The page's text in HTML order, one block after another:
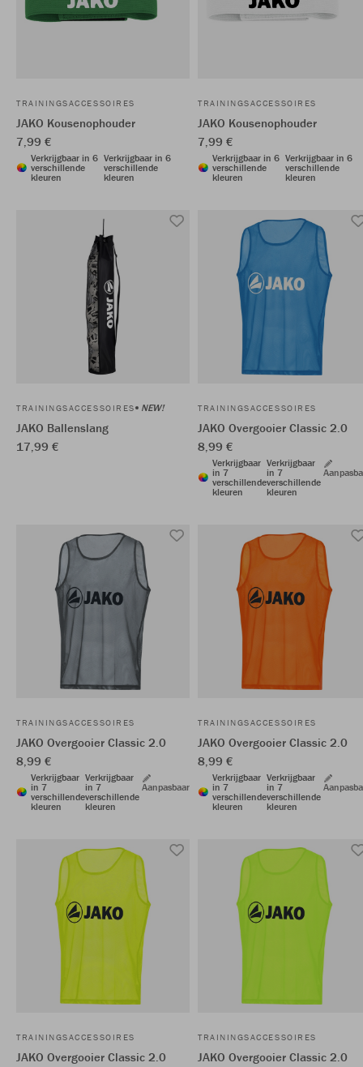
TRAININGSACCESSOIRES
JAKO Kousenophouder
7,99 €
Verkrijgbaar in 6
verschillende
kleuren
Verkrijgbaar in 6
verschillende
kleuren
TRAININGSACCESSOIRES
JAKO Kousenophouder
7,99 €
Verkrijgbaar in 6
verschillende
kleuren
Verkrijgbaar in 6
verschillende
kleuren
TRAININGSACCESSOIRES NEW!
JAKO Ballenslang
17,99 €
TRAININGSACCESSOIRES
JAKO Overgooier Classic 2.0
8,99 €
Verkrijgbaar
in 7
verschillende
kleuren
Verkrijgbaar
in 7
verschillende
kleuren
TRAININGSACCESSOIRES
JAKO Overgooier Classic 2.0
8,99 €
Verkrijgbaar
in 7
verschillende
kleuren
Verkrijgbaar
in 7
verschillende
kleuren
Aanpasbaar
TRAININGSACCESSOIRES
JAKO Overgooier Classic 2.0
8,99 €
Verkrijgbaar
in 7
verschillende
kleuren
Verkrijgbaar
in 7
verschillende
kleuren
TRAININGSACCESSOIRES
JAKO Overgooier Classic 2.0
TRAININGSACCESSOIRES
JAKO Overgooier Classic 2.0